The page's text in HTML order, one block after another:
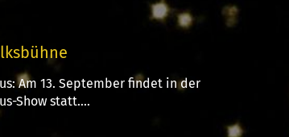
Am 13. September findet in der
Show statt....